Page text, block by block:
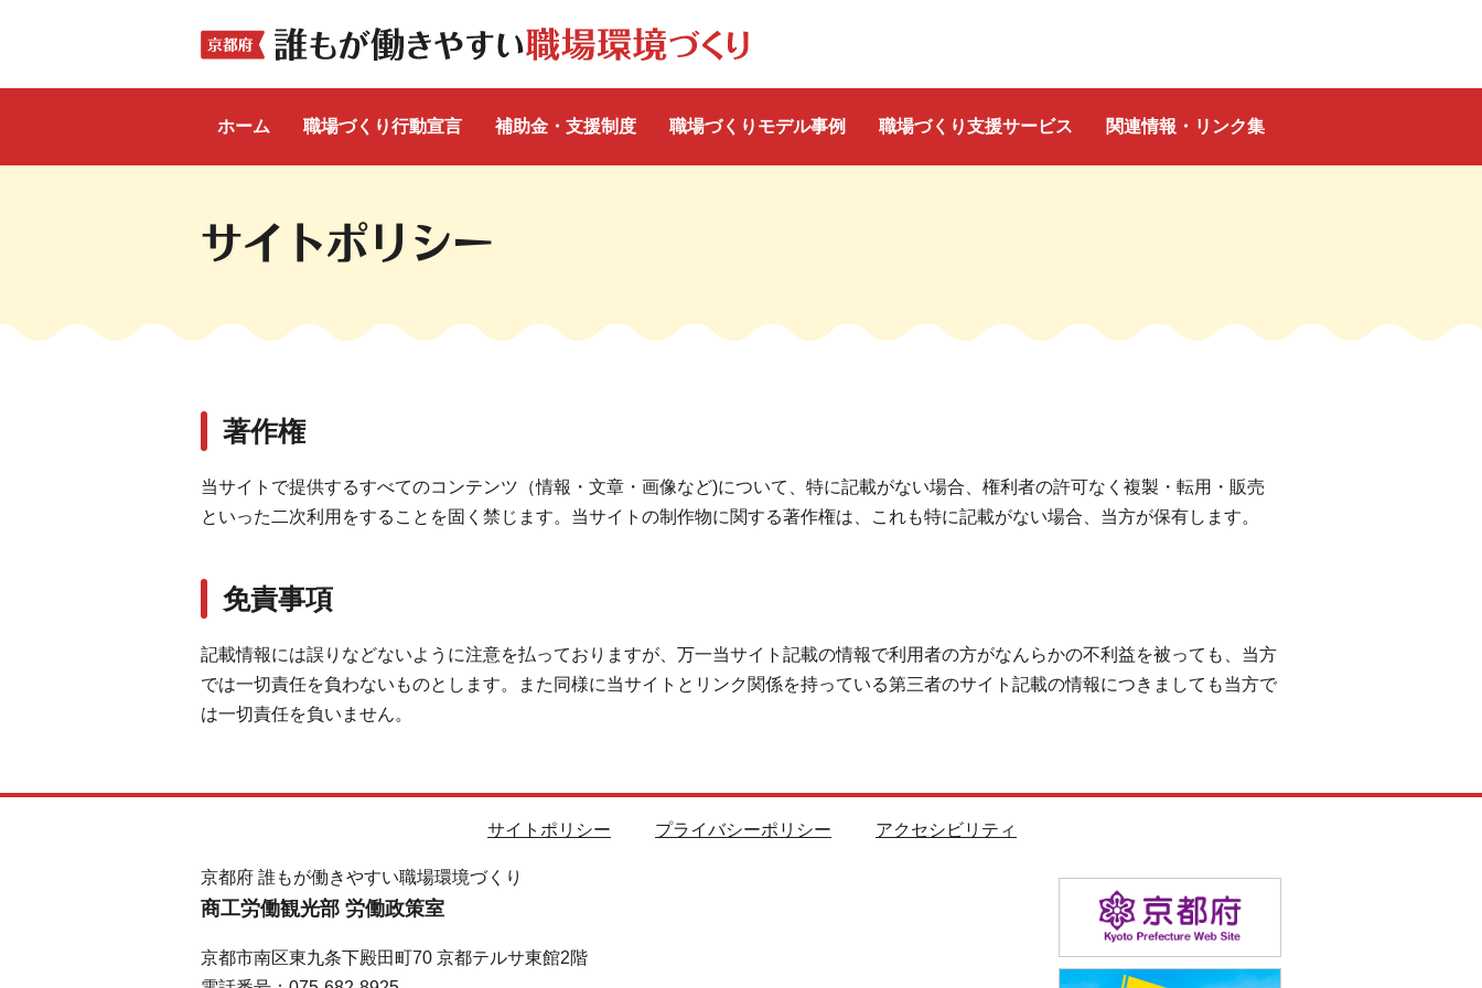
ホーム 職場づくり行動宣言 補助金・支援制度 職場づくりモデル事例 職場づくり支援サービス 関連情報・リンク集
サイトポリシー
著作権
当サイトで提供するすべてのコンテンツ（情報・文章・画像など)について、特に記載がない場合、権利者の許可なく複製・転用・販売
といった二次利用をすることを固く禁じます。当サイトの制作物に関する著作権は、これも特に記載がない場合、当方が保有します。
免責事項
記載情報には誤りなどないように注意を払っておりますが、万一当サイト記載の情報で利用者の方がなんらかの不利益を被っても、当方
では一切責任を負わないものとします。また同様に当サイトとリンク関係を持っている第三者のサイト記載の情報につきましても当方で
は一切責任を負いません。
サイトポリシー プライバシーポリシー アクセシビリティ
京都府 誰もが働きやすい職場環境づくり
商工労働観光部 労働政策室
京都市南区東九条下殿田町70 京都テルサ東館2階